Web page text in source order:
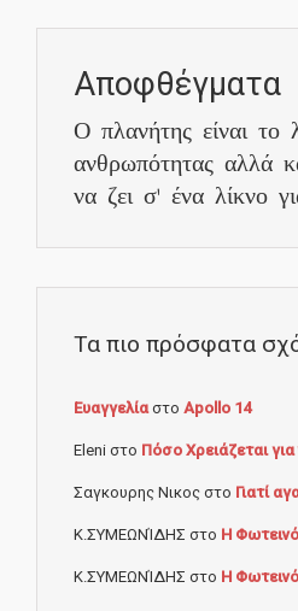
Αποφθέγματα
Ο πλανήτης είναι το
ανθρωπότητας αλλά
να ζει σ' ένα λίκνο
Τα πιο πρόσφατα
Ευαγγελίαστο Apollo 14
Eleni στο Πόσο Χρειάζεται
Σαγκουρης Νικος στο Γιατί
Κ.ΣΥΜΕΩΝΊΔΗΣ στο Η
Κ.ΣΥΜΕΩΝΊΔΗΣ στο Η